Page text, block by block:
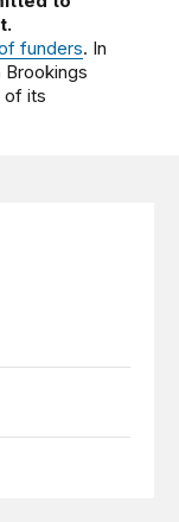
funders. In
Brookings
of its